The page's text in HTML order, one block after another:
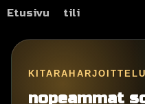
Etusivu tili
KITARAHARJOITTELU
nopeammat